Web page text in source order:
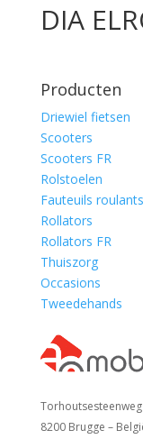
DIA
Producten
Driewiel fietsen
Scooters
Scooters FR
Rolstoelen
Fauteuils roulants
Rollators
Rollators FR
Thuiszorg
Occasions
Tweedehands
8200 Brugge –